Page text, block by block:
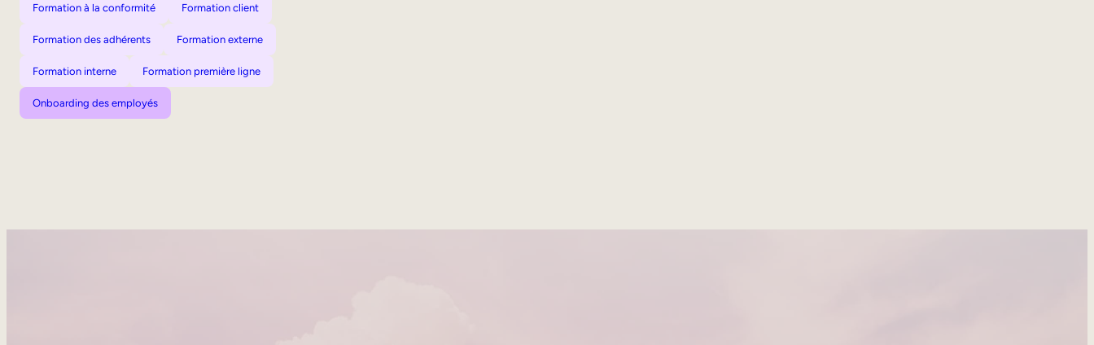
Formation à la conformité Formation client
Formation des adhérents Formation externe
Formation interne Formation première ligne
Onboarding des employés